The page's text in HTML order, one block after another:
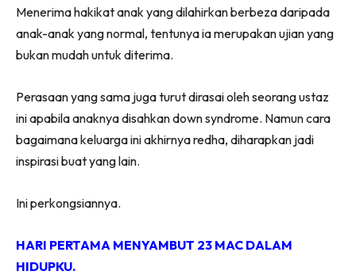
(Twitter)
Menerima hakikat anak yang dilahirkan berbeza daripada
anak-anak yang normal, tentunya ia merupakan ujian yang
bukan mudah untuk diterima.
Perasaan yang sama juga turut dirasai oleh seorang ustaz
ini apabila anaknya disahkan down syndrome. Namun cara
bagaimana keluarga ini akhirnya redha, diharapkan jadi
inspirasi buat yang lain.
Ini perkongsiannya.
HARI PERTAMA MENYAMBUT 23 MAC DALAM
HIDUPKU.